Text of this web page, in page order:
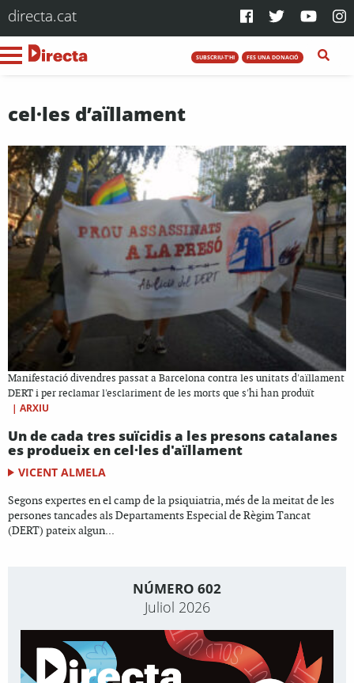
directa.cat
SUBSCRIU-T'HI FES UNA DONACIÓ
cel·les d’aïllament
Manifestació divendres passat a Barcelona contra les unitats d'aïllament
DERT i per reclamar l'esclariment de les morts que s'hi han produït
| ARXIU
Un de cada tres suïcidis a les presons catalanes
es produeix en cel·les d'aïllament
VICENT ALMELA
Segons expertes en el camp de la psiquiatria, més de la meitat de les
persones tancades als Departaments Especial de Règim Tancat
(DERT) pateix algun...
NÚMERO 602
Juliol 2026